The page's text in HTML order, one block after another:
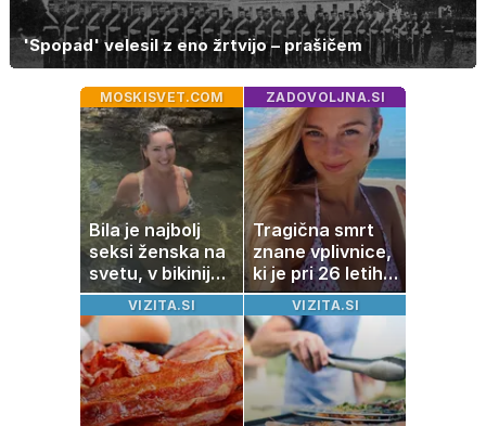
'Spopad' velesil z eno žrtvijo – prašičem
MOSKISVET.COM
Bila je najbolj
seksi ženska na
svetu, v bikiniju
znova navdušila
ZADOVOLJNA.SI
Tragična smrt
znane vplivnice,
ki je pri 26 letih
izgubila boj z
boleznijo
VIZITA.SI VIZITA.SI